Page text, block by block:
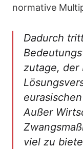
normative
Dadurch
zutage, der
Außer
viel zu